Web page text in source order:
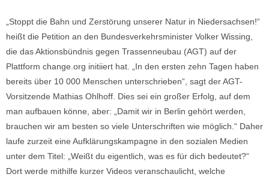
„Stoppt die Bahn und Zerstörung unserer Natur in Niedersachsen!“
heißt die Petition an den Bundesverkehrsminister Volker Wissing,
die das Aktionsbündnis gegen Trassenneubau (AGT) auf der
Plattform change.org initiiert hat. „In den ersten zehn Tagen haben
bereits über 10 000 Menschen unterschrieben“, sagt der AGT-
Vorsitzende Mathias Ohlhoff. Dies sei ein großer Erfolg, auf dem
man aufbauen könne, aber: „Damit wir in Berlin gehört werden,
brauchen wir am besten so viele Unterschriften wie möglich.“ Daher
laufe zurzeit eine Aufklärungskampagne in den sozialen Medien
unter dem Titel: „Weißt du eigentlich, was es für dich bedeutet?“
Dort werde mithilfe kurzer Videos veranschaulicht, welche